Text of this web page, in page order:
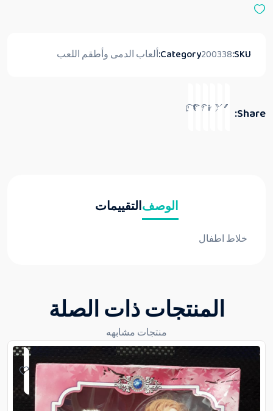
ن
SKU:
200338
Category:ألعاب الدمى وأطقم اللعب
Share:
الوصفالتقييمات
خلاط اطفال
المنتجات ذات الصلة
منتجات مشابهه